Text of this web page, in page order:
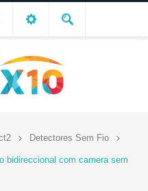
Detectores Sem Fio
bidireccional com camera sem